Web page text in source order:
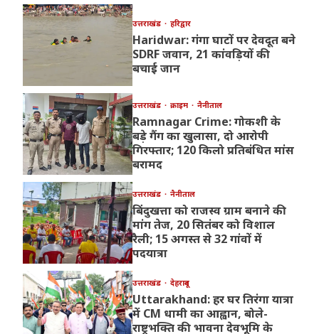
उत्तराखंड हरिद्वार
Haridwar: गंगा घाटों पर देवदूत बने
SDRF जवान, 21 कांवड़ियों की
बचाई जान
उत्तराखंड क्राइम नैनीताल
Ramnagar Crime: गोकशी के
बड़े गैंग का खुलासा, दो आरोपी
गिरफ्तार; 120 किलो प्रतिबंधित मांस
बरामद
उत्तराखंड नैनीताल
बिंदुखत्ता को राजस्व ग्राम बनाने की
मांग तेज, 20 सितंबर को विशाल
रैली; 15 अगस्त से 32 गांवों में
पदयात्रा
उत्तराखंड देहरादून
Uttarakhand: हर घर तिरंगा यात्रा
में CM धामी का आह्वान, बोले-
राष्ट्रभक्ति की भावना देवभूमि के